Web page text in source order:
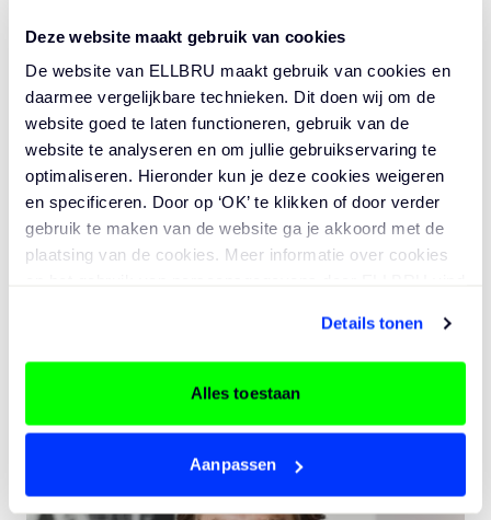
Deze website maakt gebruik van cookies
De website van ELLBRU maakt gebruik van cookies en
daarmee vergelijkbare technieken. Dit doen wij om de
website goed te laten functioneren, gebruik van de
website te analyseren en om jullie gebruikservaring te
optimaliseren. Hieronder kun je deze cookies weigeren
en specificeren. Door op ‘OK’ te klikken of door verder
gebruik te maken van de website ga je akkoord met de
plaatsing van de cookies. Meer informatie over cookies
Details tonen
Alles toestaan
Aanpassen
Salaris tussen de € 5.786,- & € 8.678,-,
Een sleutelpositie met strategische én
operationele impact;
Veel ruimte om te bouwen en te
verbeteren;
Een organisatie die openstaat voor
verandering en professionalisering;
Directe invloed op resultaten, mensen